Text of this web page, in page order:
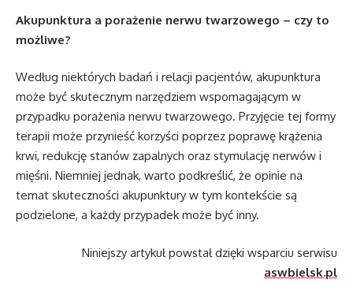
Akupunktura a porażenie nerwu twarzowego – czy to
możliwe?
Według niektórych badań i relacji pacjentów, akupunktura
może być skutecznym narzędziem wspomagającym w
przypadku porażenia nerwu twarzowego. Przyjęcie tej formy
terapii może przynieść korzyści poprzez poprawę krążenia
krwi, redukcję stanów zapalnych oraz stymulację nerwów i
mięśni. Niemniej jednak, warto podkreślić, że opinie na
temat skuteczności akupunktury w tym kontekście są
podzielone, a każdy przypadek może być inny.
Niniejszy artykuł powstał dzięki wsparciu serwisu
aswbielsk.pl